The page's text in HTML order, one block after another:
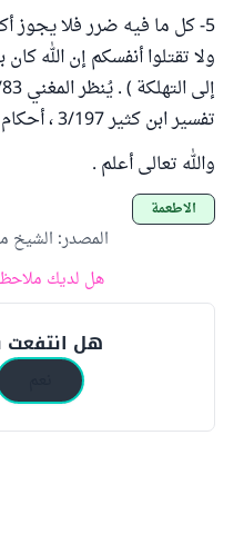
5- كل ما فيه ضرر فلا يجوز
ولا تقتلوا أنفسكم إن الله
تفسير ابن كثير 3/197 ، أحكام الأطعمة للفوزان .
والله تعالى أعلم .
الأطعمة
المصدر: الشيخ
هل لديك
هل انتفعت